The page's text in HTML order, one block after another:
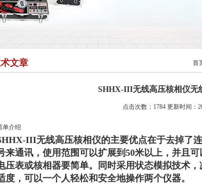
文章 首
SHHX-III无线高压核相仪无
点击次数：1784 更新时间：
单介绍
III无线高压核相仪的主要优点在于去掉了
来通讯，使用范围可以扩展到50米以上，并且
压表或核相器要简单。同时采用状态模拟技术
度，可以一个人轻松和安全地操作两个仪器。